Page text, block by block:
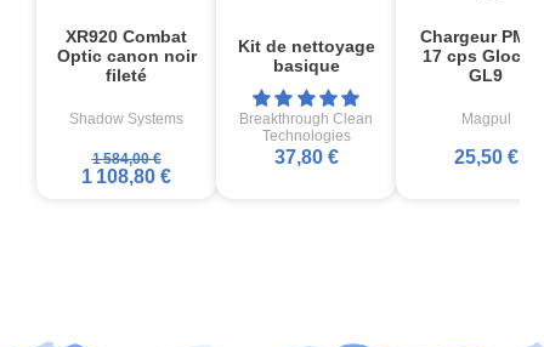
XR920 Combat
Optic canon noir
fileté
Shadow Systems
1 584,00 €
1 108,80 €
Kit de nettoyage
basique
Breakthrough Clean
Technologies
37,80 €
Chargeur
17 cps
GL9
Magpul
25,50 €